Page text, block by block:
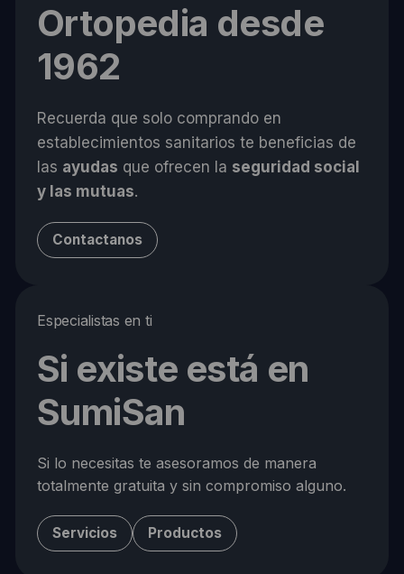
Ortopedia desde
1962
Recuerda que solo comprando en
establecimientos sanitarios te beneficias de
las ayudas que ofrecen la seguridad social
y las mutuas.
Contactanos
Especialistas en ti
Si existe está en
SumiSan
Si lo necesitas te asesoramos de manera
totalmente gratuita y sin compromiso alguno.
Servicios Productos